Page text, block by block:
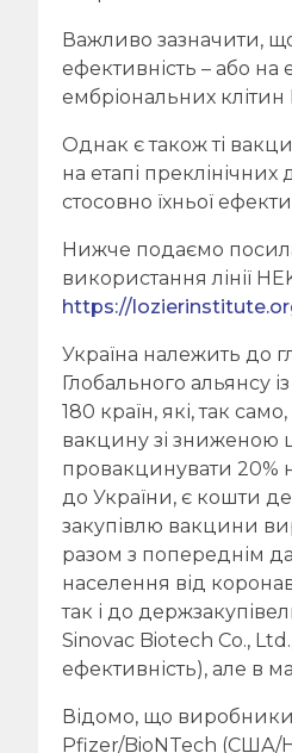
Важливо зазначити,
ефективність – або на
ембріональних клітин
Однак є також ті
на етапі
стосовно їхньої
Нижче подаємо
використання лінії
https://
Україна належить до
Глобального альянсу
180 країн, які, так
вакцину зі зниженою
провакцинувати 20%
до України, є кошти
закупівлю вакцини
разом з попереднім
населення від
так і до
Sinovac Biotech Co.,
ефективність), але в
Відомо, що виробники
Pfizer/BioNTech (США/